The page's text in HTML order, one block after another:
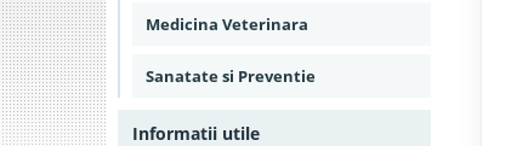
Medicina Veterinara
Sanatate si Preventie
Informatii utile